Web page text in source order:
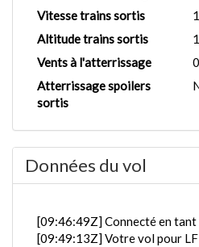
Vitesse trains sortis
Altitude trains sortis
Vents à l'atterrissage
Atterrissage spoilers
sortis
Données du vol
[09:46:49Z] Connecté en tant
[09:49:13Z] Votre vol pour